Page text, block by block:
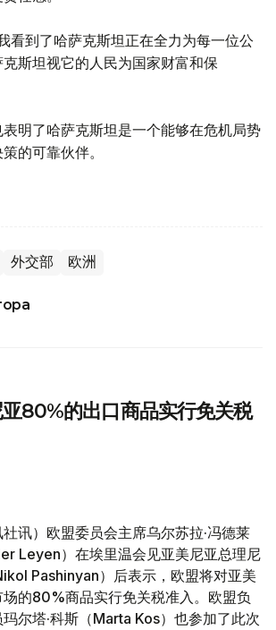
看到了哈萨克斯坦正在全力为每一位公
斯坦视它的人民为国家财富和保
明了哈萨克斯坦是一个能够在危机局势
的可靠伙伴。
外交部 欧洲
80%的出口商品实行免关税
社讯）欧盟委员会主席乌尔苏拉·冯德莱
Leyen）在埃里温会见亚美尼亚总理尼
Pashinyan）后表示，欧盟将对亚美
场的80%商品实行免关税准入。欧盟负
尔塔·科斯（Marta Kos）也参加了此次